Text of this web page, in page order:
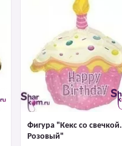
Фигура "Кекс со свечкой.
Розовый"